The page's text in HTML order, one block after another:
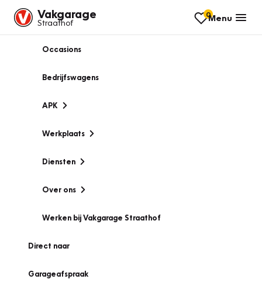
Vakgarage
Straathof
0Menu
Occasions
Bedrijfswagens
APK
Werkplaats
Diensten
Over ons
Werken bij Vakgarage Straathof
Direct naar
Garageafspraak